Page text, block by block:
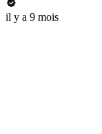
il y a 9 mois